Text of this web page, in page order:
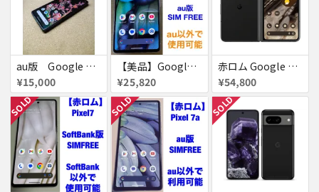
au版 Google Pixel 6 128GB ジャンク品扱い
¥15,000
【美品】Google Pixel7 128GB 赤ロム
¥25,820
赤ロム Google Pixel Fold Softbank Obsidian 送料無料
¥54,800
SOLD SOLD SOLD